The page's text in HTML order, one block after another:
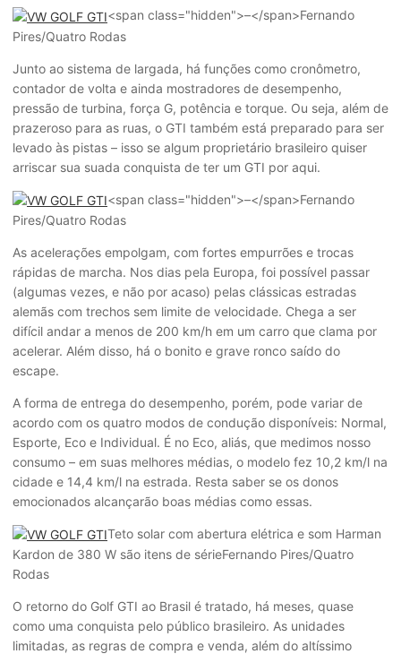
<span class="hidden">–</span>Fernando
Pires/Quatro Rodas
Junto ao sistema de largada, há funções como cronômetro,
contador de volta e ainda mostradores de desempenho,
pressão de turbina, força G, potência e torque. Ou seja, além de
prazeroso para as ruas, o GTI também está preparado para ser
levado às pistas – isso se algum proprietário brasileiro quiser
arriscar sua suada conquista de ter um GTI por aqui.
<span class="hidden">–</span>Fernando
Pires/Quatro Rodas
As acelerações empolgam, com fortes empurrões e trocas
rápidas de marcha. Nos dias pela Europa, foi possível passar
(algumas vezes, e não por acaso) pelas clássicas estradas
alemãs com trechos sem limite de velocidade. Chega a ser
difícil andar a menos de 200 km/h em um carro que clama por
acelerar. Além disso, há o bonito e grave ronco saído do
escape.
A forma de entrega do desempenho, porém, pode variar de
acordo com os quatro modos de condução disponíveis: Normal,
Esporte, Eco e Individual. É no Eco, aliás, que medimos nosso
consumo – em suas melhores médias, o modelo fez 10,2 km/l na
cidade e 14,4 km/l na estrada. Resta saber se os donos
emocionados alcançarão boas médias como essas.
Teto solar com abertura elétrica e som Harman
Kardon de 380 W são itens de sérieFernando Pires/Quatro
Rodas
O retorno do Golf GTI ao Brasil é tratado, há meses, quase
como uma conquista pelo público brasileiro. As unidades
limitadas, as regras de compra e venda, além do altíssimo